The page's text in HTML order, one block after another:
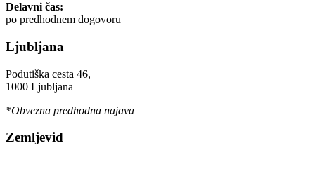
Delavni čas:
po predhodnem dogovoru
Ljubljana
Podutiška cesta 46,
1000 Ljubljana
*Obvezna predhodna najava
Zemljevid